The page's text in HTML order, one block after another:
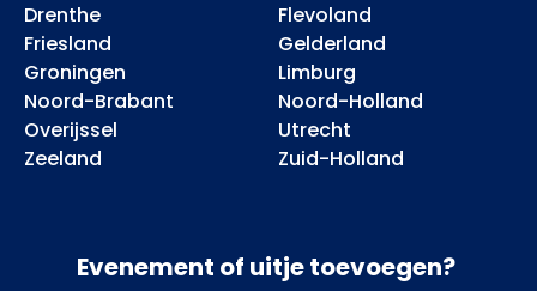
Drenthe
Flevoland
Friesland
Gelderland
Groningen
Limburg
Noord-Brabant
Noord-Holland
Overijssel
Utrecht
Zeeland
Zuid-Holland
Evenement of uitje toevoegen?